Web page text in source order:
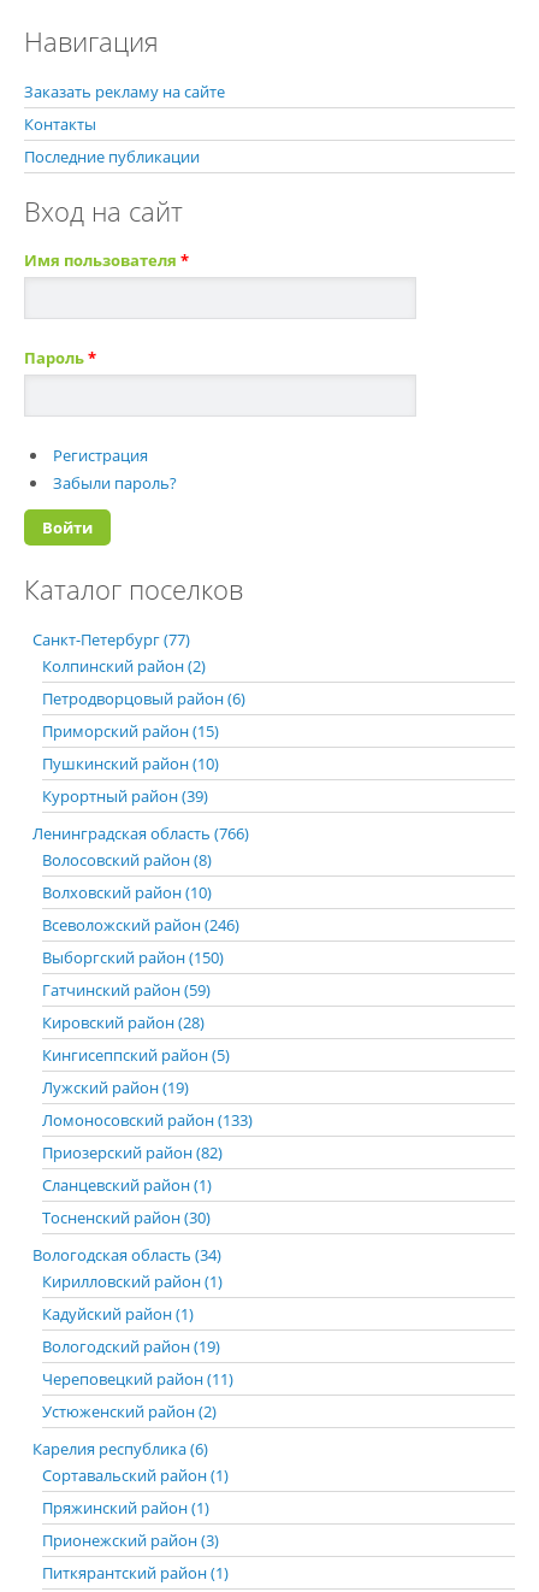
Навигация
Заказать рекламу на сайте
Контакты
Последние публикации
Вход на сайт
Имя пользователя *
Пароль*
Регистрация
Забыли пароль?
Каталог поселков
Санкт-Петербург (77)
Колпинский район (2)
Петродворцовый район (6)
Приморский район (15)
Пушкинский район (10)
Курортный район (39)
Ленинградская область (766)
Волосовский район (8)
Волховский район (10)
Всеволожский район (246)
Выборгский район (150)
Гатчинский район (59)
Кировский район (28)
Кингисеппский район (5)
Лужский район (19)
Ломоносовский район (133)
Приозерский район (82)
Сланцевский район (1)
Тосненский район (30)
Вологодская область (34)
Кирилловский район (1)
Кадуйский район (1)
Вологодский район (19)
Череповецкий район (11)
Устюженский район (2)
Карелия республика (6)
Сортавальский район (1)
Пряжинский район (1)
Прионежский район (3)
Питкярантский район (1)